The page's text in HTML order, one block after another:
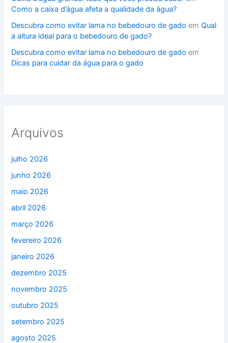
Como a caixa d’água afeta a qualidade da água?
Descubra como evitar lama no bebedouro de gado emQual
a altura ideal para o bebedouro de gado?
Descubra como evitar lama no bebedouro de gado em
Dicas para cuidar da água para o gado
Arquivos
julho 2026
junho 2026
maio 2026
abril 2026
março 2026
fevereiro 2026
janeiro 2026
dezembro 2025
novembro 2025
outubro 2025
setembro 2025
agosto 2025